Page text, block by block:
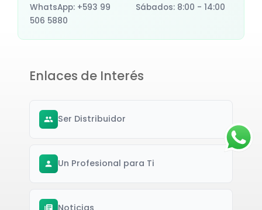
WhatsApp: +593 99
506 5880
Sábados: 8:00 - 14:00
Enlaces de Interés
Ser Distribuidor
Un Profesional para Ti